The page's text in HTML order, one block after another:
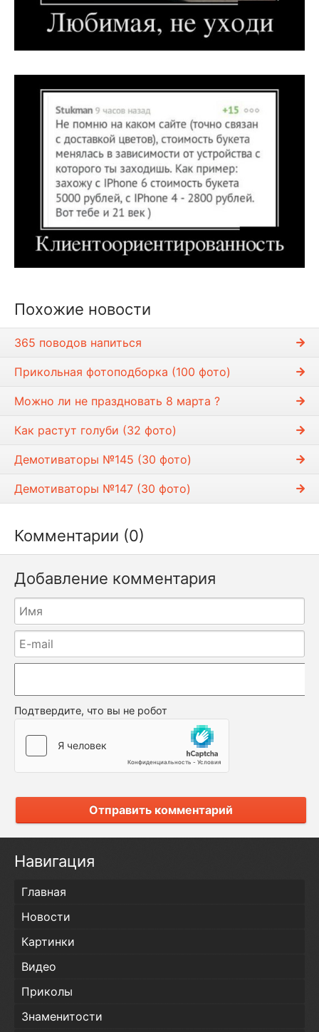
Похожие новости
365 поводов напиться
Прикольная фотоподборка (100 фото)
Можно ли не праздновать 8 марта ?
Как растут голуби (32 фото)
Демотиваторы №145 (30 фото)
Демотиваторы №147 (30 фото)
Комментарии (0)
Добавление комментария
Подтвердите, что вы не робот
Отправить комментарий
Навигация
Главная
Новости
Картинки
Видео
Приколы
Знаменитости